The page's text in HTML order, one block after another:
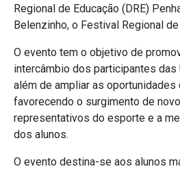
Regional de Educação (DRE)
Belenzinho, o Festival Regional
O evento tem o objetivo de
intercâmbio dos participantes das
além de ampliar as
favorecendo o surgimento de
representativos do esporte e a
dos alunos.
O evento destina-se aos alunos